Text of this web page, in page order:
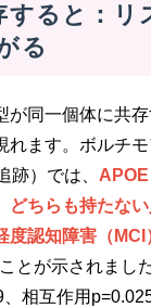
すると：リ
る
が同一個体に共
れます。ボルチ
跡）では、
どちらも持たな
度認知障害（
とが示されまし
相互作用p=0.025